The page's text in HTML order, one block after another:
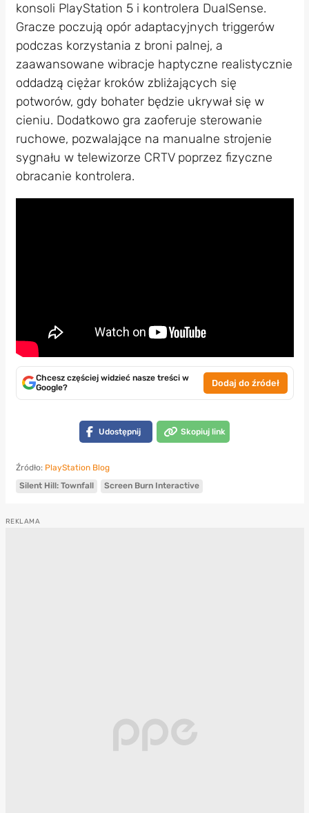
konsoli PlayStation 5 i kontrolera DualSense.
Gracze poczują opór adaptacyjnych triggerów
podczas korzystania z broni palnej, a
zaawansowane wibracje haptyczne realistycznie
oddadzą ciężar kroków zbliżających się
potworów, gdy bohater będzie ukrywał się w
cieniu. Dodatkowo gra zaoferuje sterowanie
ruchowe, pozwalające na manualne strojenie
sygnału w telewizorze CRTV poprzez fizyczne
obracanie kontrolera.
Chcesz częściej widzieć nasze treści w
Google?
Dodaj do źródeł
Udostępnij Skopiuj link
Źródło: PlayStation Blog
Silent Hill: Townfall
Screen Burn Interactive